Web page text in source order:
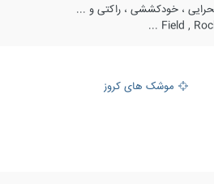
، خودکششی ، راکتی و ...
Field ,
موشک های کروز